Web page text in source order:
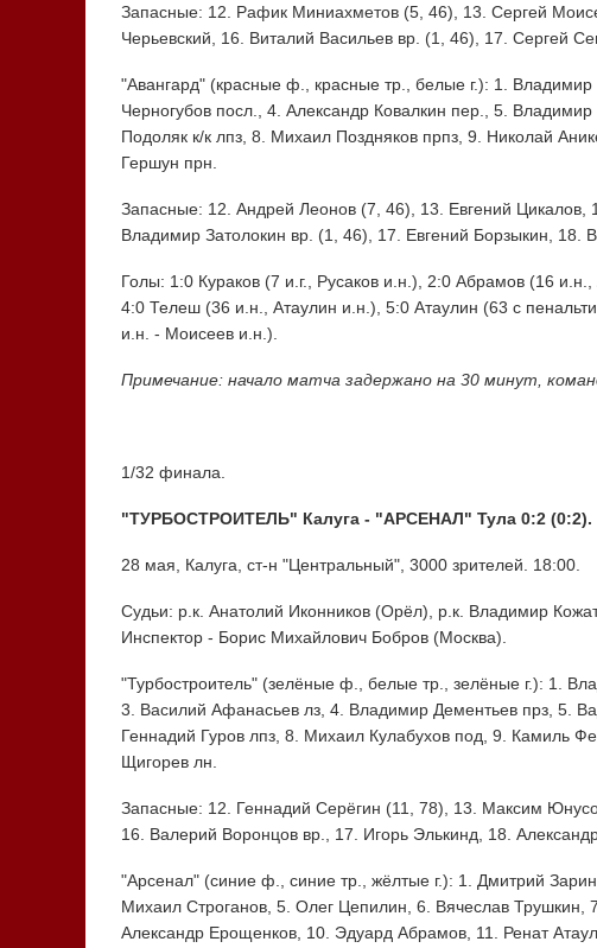
Запасные: 12. Рафик Миниахметов (5, 46), 13. Сергей
Черьевский, 16. Виталий Васильев вр. (1, 46), 17. Сергей
"Авангард" (красные ф., красные тр., белые г.): 1.
Черногубов посл., 4. Александр Ковалкин пер., 5.
Подоляк к/к лпз, 8. Михаил Поздняков прпз, 9. Николай
Гершун прн.
Запасные: 12. Андрей Леонов (7, 46), 13. Евгений
Владимир Затолокин вр. (1, 46), 17. Евгений Борзыкин, 18.
Голы: 1:0 Кураков (7 и.г., Русаков и.н.), 2:0 Абрамов (16
4:0 Телеш (36 и.н., Атаулин и.н.), 5:0 Атаулин (63 с
и.н. - Моисеев и.н.).
Примечание: начало матча задержано на 30 минут,
1/32 финала.
"ТУРБОСТРОИТЕЛЬ" Калуга - "АРСЕНАЛ" Тула 0:2 (0:2).
28 мая, Калуга, ст-н "Центральный", 3000 зрителей. 18:00.
Судьи: р.к. Анатолий Иконников (Орёл), р.к. Владимир
Инспектор - Борис Михайлович Бобров (Москва).
"Турбостроитель" (зелёные ф., белые тр., зелёные г.): 1.
3. Василий Афанасьев лз, 4. Владимир Дементьев прз, 5.
Геннадий Гуров лпз, 8. Михаил Кулабухов под, 9. Камиль
Щигорев лн.
Запасные: 12. Геннадий Серёгин (11, 78), 13. Максим
16. Валерий Воронцов вр., 17. Игорь Элькинд, 18.
"Арсенал" (синие ф., синие тр., жёлтые г.): 1. Дмитрий
Михаил Строганов, 5. Олег Цепилин, 6. Вячеслав
Александр Ерощенков, 10. Эдуард Абрамов, 11. Ренат